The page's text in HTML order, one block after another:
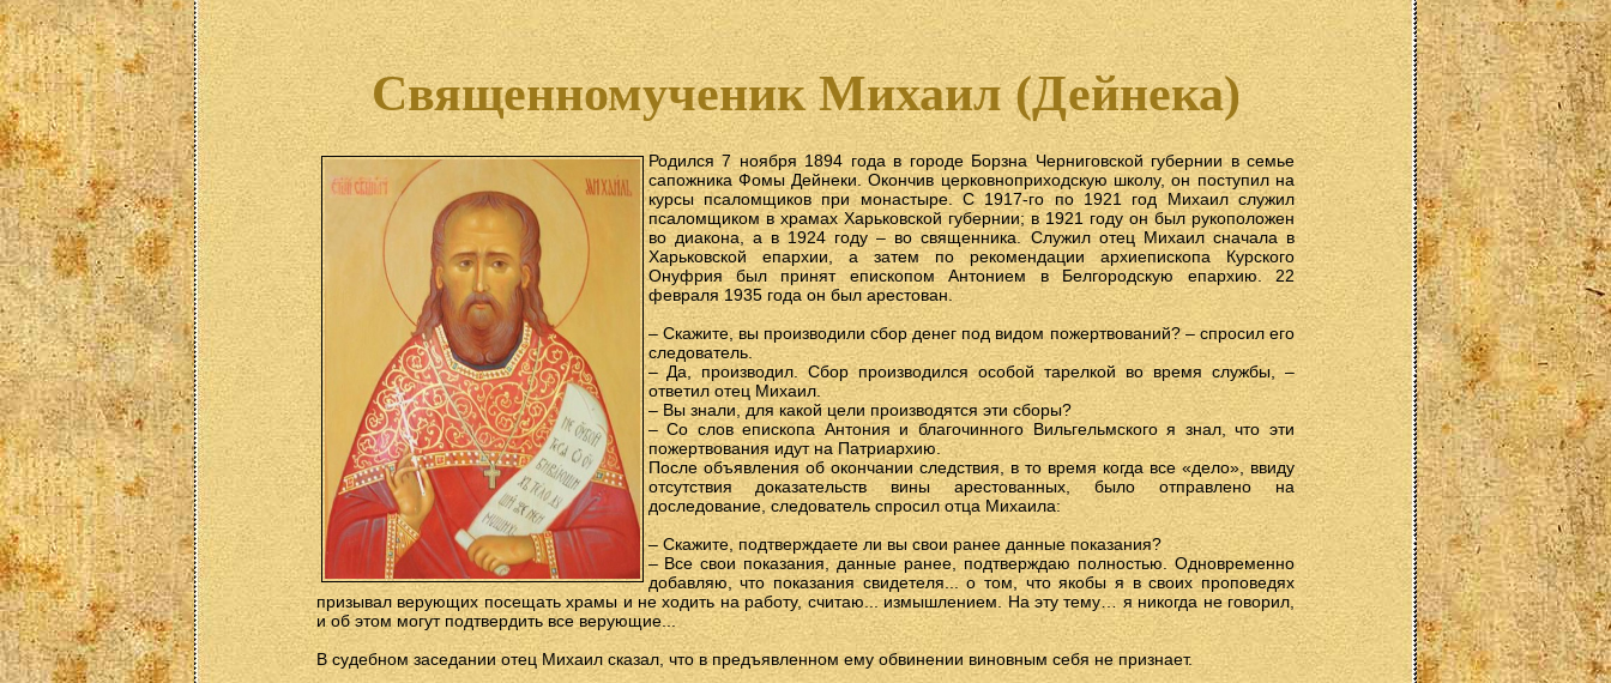
Священномученик Михаил (Дейнека)
Родился 7 ноября 1894 года в городе Борзна Черниговской губернии в семье
сапожника Фомы Дейнеки. Окончив церковноприходскую школу, он поступил на
курсы псаломщиков при монастыре. С 1917-го по 1921 год Михаил служил
псаломщиком в храмах Харьковской губернии; в 1921 году он был рукоположен
во диакона, а в 1924 году – во священника. Служил отец Михаил сначала в
Харьковской епархии, а затем по рекомендации архиепископа Курского
Онуфрия был принят епископом Антонием в Белгородскую епархию. 22
февраля 1935 года он был арестован.
– Скажите, вы производили сбор денег под видом пожертвований? – спросил его
следователь.
– Да, производил. Сбор производился особой тарелкой во время службы, –
ответил отец Михаил.
– Вы знали, для какой цели производятся эти сборы?
– Со слов епископа Антония и благочинного Вильгельмского я знал, что эти
пожертвования идут на Патриархию.
После объявления об окончании следствия, в то время когда все «дело», ввиду
отсутствия доказательств вины арестованных, было отправлено на
доследование, следователь спросил отца Михаила:
– Скажите, подтверждаете ли вы свои ранее данные показания?
– Все свои показания, данные ранее, подтверждаю полностью. Одновременно
добавляю, что показания свидетеля... о том, что якобы я в своих проповедях
призывал верующих посещать храмы и не ходить на работу, считаю... измышлением. На эту тему… я никогда не говорил,
и об этом могут подтвердить все верующие...
В судебном заседании отец Михаил сказал, что в предъявленном ему обвинении виновным себя не признает.